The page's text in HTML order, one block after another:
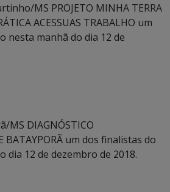
MS PROJETO MINHA TERRA
ACESSUAS TRABALHO um
nesta manhã do dia 12 de
MS DIAGNÓSTICO
BATAYPORÃ um dos finalistas do
dia 12 de dezembro de 2018.